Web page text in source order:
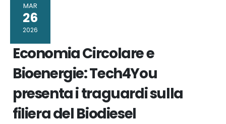
MAR
26
2026
Economia Circolare e
Bioenergie: Tech4You
presenta i traguardi sulla
filiera del Biodiesel